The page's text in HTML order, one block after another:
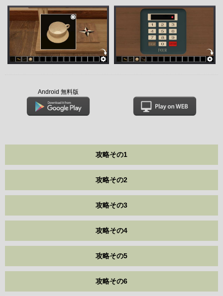
Android 無料版
攻略その1
攻略その2
攻略その3
攻略その4
攻略その5
攻略その6